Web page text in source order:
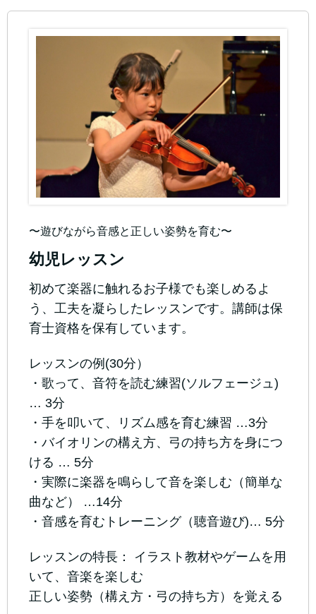
〜遊びながら音感と正しい姿勢を育む〜
幼児レッスン
初めて楽器に触れるお子様でも楽しめるよ
う、工夫を凝らしたレッスンです。講師は保
育士資格を保有しています。
レッスンの例(30分）
・歌って、音符を読む練習(ソルフェージュ)
… 3分
・手を叩いて、リズム感を育む練習 …3分
・バイオリンの構え方、弓の持ち方を身につ
ける … 5分
・実際に楽器を鳴らして音を楽しむ（簡単な
曲など） …14分
・音感を育むトレーニング（聴音遊び)… 5分
レッスンの特長： イラスト教材やゲームを用
いて、音楽を楽しむ
正しい姿勢（構え方・弓の持ち方）を覚える